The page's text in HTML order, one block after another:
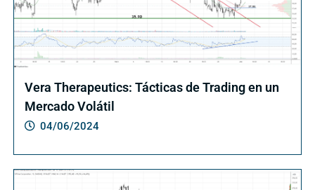
Vera Therapeutics: Tácticas de Trading en un
Mercado Volátil
04/06/2024